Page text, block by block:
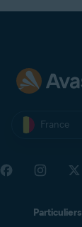
France
Particuliers